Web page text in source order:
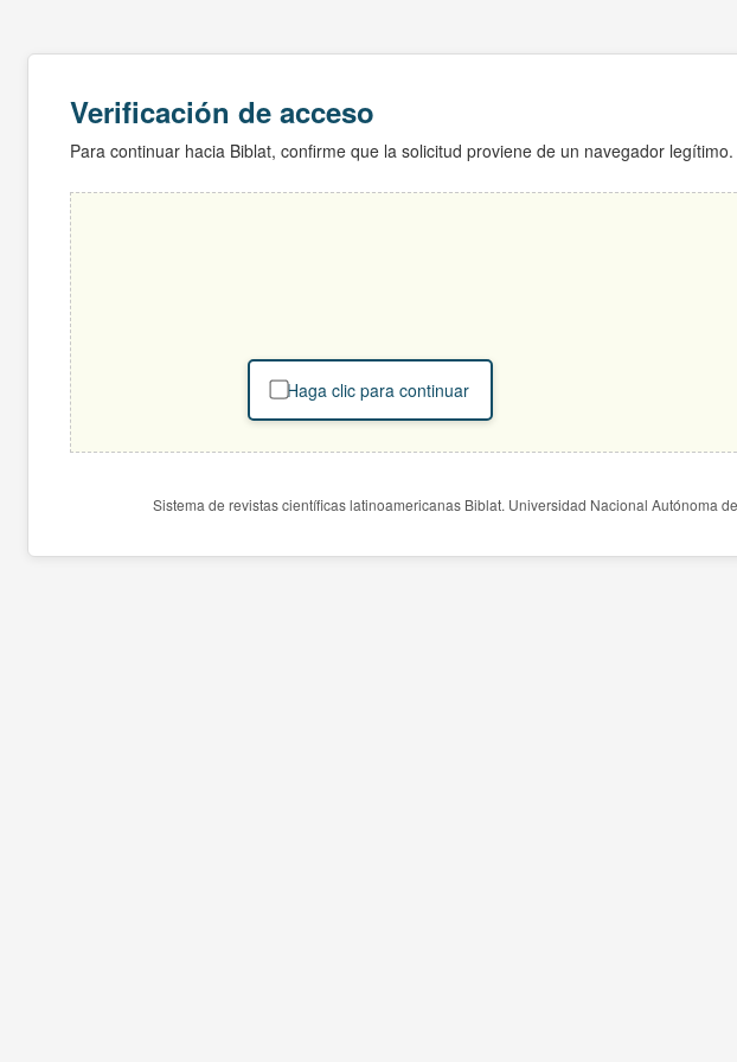
Verificación de acceso
Para continuar hacia Biblat, confirme que la solicitud proviene de un navegador legítimo.
Haga clic para continuar
Sistema de revistas científicas latinoamericanas Biblat. Universidad Nacional Autónoma